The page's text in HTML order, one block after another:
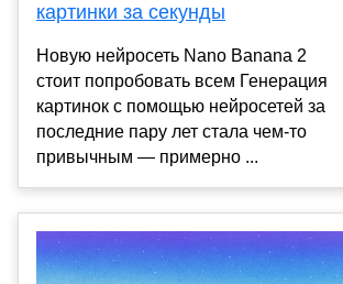
картинки за секунды
Новую нейросеть Nano Banana 2
стоит попробовать всем Генерация
картинок с помощью нейросетей за
последние пару лет стала чем-то
привычным — примерно ...